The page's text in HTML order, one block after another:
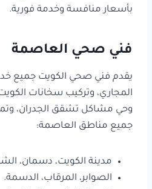
بأسعار منافسة وخدمة فورية.
فني صحي العاصمة
يقدم فني صحي الكويت جميع
المجاري، وتركيب سخانات
وحي مشاكل تشقق الجدران،
جميع مناطق العاصمة:
مدينة الكويت، دسمان،
الصوابر، المرقاب، الدسمة.